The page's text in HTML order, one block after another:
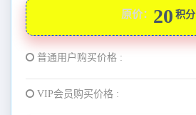
原价： 20 积分
普通用户购买价格 :
VIP会员购买价格 :